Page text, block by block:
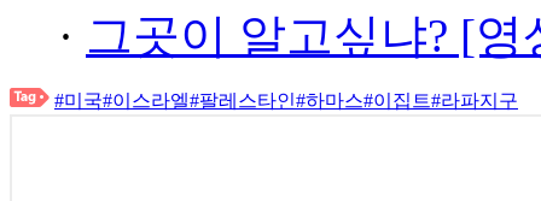
· 그곳이 알고싶냐? [
#미국#이스라엘#팔레스타인#하마스#이집트#라파지구